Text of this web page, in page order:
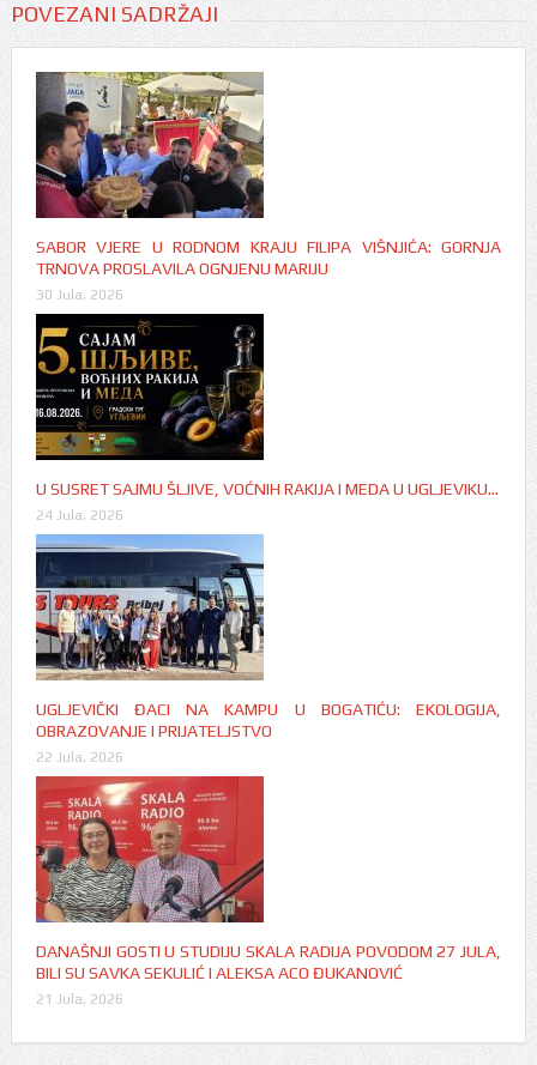
POVEZANI SADRŽAJI
SABOR VJERE U RODNOM KRAJU FILIPA VIŠNJIĆA: GORNJA
TRNOVA PROSLAVILA OGNJENU MARIJU
30 Jula, 2026
U SUSRET SAJMU ŠLJIVE, VOĆNIH RAKIJA I MEDA U UGLJEVIKU…
24 Jula, 2026
UGLJEVIČKI ĐACI NA KAMPU U BOGATIĆU: EKOLOGIJA,
OBRAZOVANJE I PRIJATELJSTVO
22 Jula, 2026
DANAŠNJI GOSTI U STUDIJU SKALA RADIJA POVODOM 27 JULA,
BILI SU SAVKA SEKULIĆ I ALEKSA ACO ĐUKANOVIĆ
21 Jula, 2026